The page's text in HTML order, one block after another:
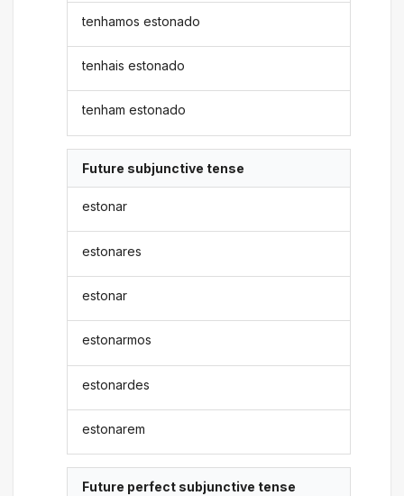
tenhamos estonado
tenhais estonado
tenham estonado
Future subjunctive tense
estonar
estonares
estonar
estonarmos
estonardes
estonarem
Future perfect subjunctive tense